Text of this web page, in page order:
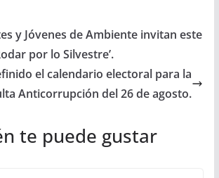
y Jóvenes de Ambiente invitan este
por lo Silvestre’.
el calendario electoral para la
Anticorrupción del 26 de agosto.
te puede gustar